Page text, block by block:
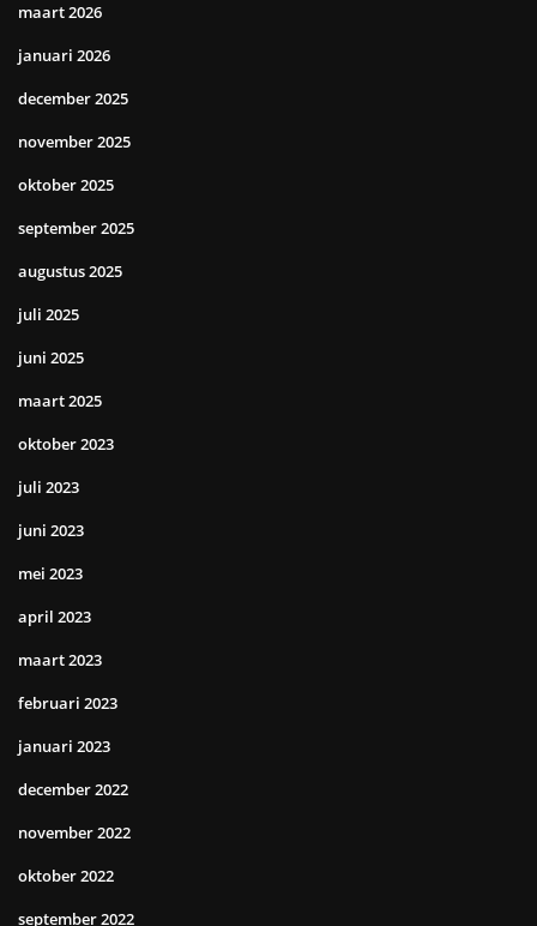
maart 2026
januari 2026
december 2025
november 2025
oktober 2025
september 2025
augustus 2025
juli 2025
juni 2025
maart 2025
oktober 2023
juli 2023
juni 2023
mei 2023
april 2023
maart 2023
februari 2023
januari 2023
december 2022
november 2022
oktober 2022
september 2022